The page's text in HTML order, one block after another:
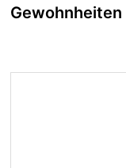
Gewohnheiten